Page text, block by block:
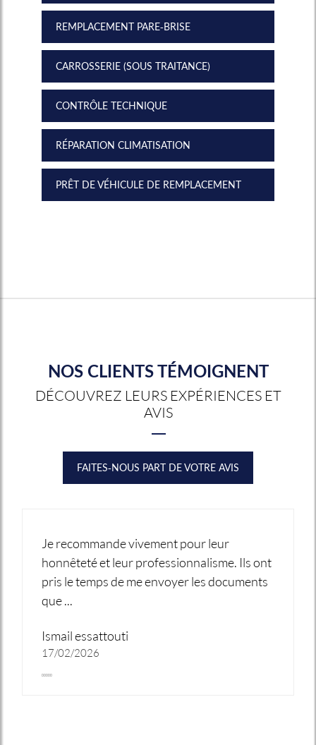
REMPLACEMENT PARE-BRISE
CARROSSERIE (SOUS TRAITANCE)
CONTRÔLE TECHNIQUE
RÉPARATION CLIMATISATION
PRÊT DE VÉHICULE DE REMPLACEMENT
NOS CLIENTS TÉMOIGNENT
DÉCOUVREZ LEURS EXPÉRIENCES ET
AVIS
FAITES-NOUS PART DE VOTRE AVIS
Je recommande vivement pour leur
honnêteté et leur professionnalisme. Ils ont
pris le temps de me envoyer les documents
que ...
Ismail essattouti
17/02/2026